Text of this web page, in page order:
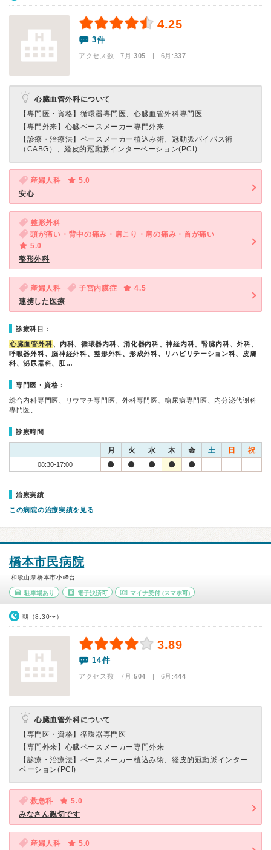
4.25
3件
アクセス数 7月:305 | 6月:337
心臓血管外科について
【専門医・資格】 循環器専門医、心臓血管外科専門医
【専門外来】 心臓ペースメーカー専門外来
【診療・治療法】 ペースメーカー植込み術、冠動脈バイパス術
（CABG）、経皮的冠動脈インターベーション(PCI)
産婦人科
5.0
安心
整形外科
頭が痛い・背中の痛み・肩こり・肩の痛み・首が痛い
5.0
整形外科
産婦人科 子宮内膜症
4.5
連携した医療
診療科目：
心臓血管外科、内科、循環器内科、消化器内科、神経内科、腎臓内科、外科、
呼吸器外科、脳神経外科、整形外科、形成外科、リハビリテーション科、皮膚
科、泌尿器科、肛…
専門医・資格：
総合内科専門医、リウマチ専門医、外科専門医、糖尿病専門医、内分泌代謝科
専門医、…
診療時間
月 火 水 木 金 土 日 祝
08:30-17:00
治療実績
この病院の治療実績を見る
橋本市民病院
和歌山県橋本市小峰台
駐車場あり 電子決済可 マイナ受付 (スマホ可)
朝（8:30〜）
3.89
14件
アクセス数 7月:504 | 6月:444
心臓血管外科について
【専門医・資格】 循環器専門医
【専門外来】 心臓ペースメーカー専門外来
【診療・治療法】 ペースメーカー植込み術、経皮的冠動脈インター
ベーション(PCI)
救急科
5.0
みなさん親切です
産婦人科 5.0